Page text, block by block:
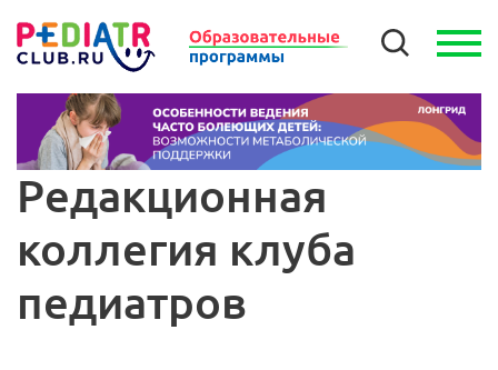
Редакционная
коллегия клуба
педиатров